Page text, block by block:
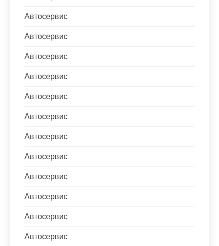
Автосервис
Автосервис
Автосервис
Автосервис
Автосервис
Автосервис
Автосервис
Автосервис
Автосервис
Автосервис
Автосервис
Автосервис